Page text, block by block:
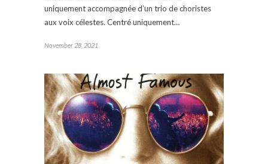
uniquement accompagnée d’un trio de choristes
aux voix célestes. Centré uniquement…
November 28, 2021